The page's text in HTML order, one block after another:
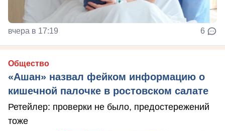
вчера в 17:19 6
Общество
«Ашан» назвал фейком информацию о
кишечной палочке в ростовском салате
Ретейлер: проверки не было, предостережений
тоже